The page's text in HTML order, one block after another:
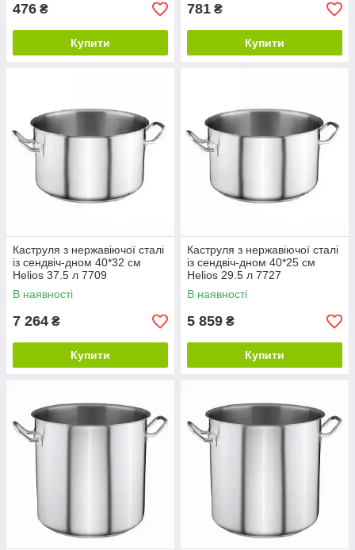
476 ₴
Купити
781 ₴
Купити
Каструля з нержавіючої сталі
із сендвіч-дном 40*32 см
Helios 37.5 л 7709
В наявності
7 264 ₴
Купити
Каструля з нержавіючої сталі
із сендвіч-дном 40*25 см
Helios 29.5 л 7727
В наявності
5 859 ₴
Купити